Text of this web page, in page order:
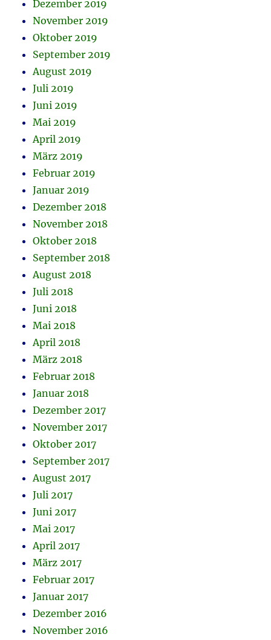
Dezember 2019
November 2019
Oktober 2019
September 2019
August 2019
Juli 2019
Juni 2019
Mai 2019
April 2019
März 2019
Februar 2019
Januar 2019
Dezember 2018
November 2018
Oktober 2018
September 2018
August 2018
Juli 2018
Juni 2018
Mai 2018
April 2018
März 2018
Februar 2018
Januar 2018
Dezember 2017
November 2017
Oktober 2017
September 2017
August 2017
Juli 2017
Juni 2017
Mai 2017
April 2017
März 2017
Februar 2017
Januar 2017
Dezember 2016
November 2016